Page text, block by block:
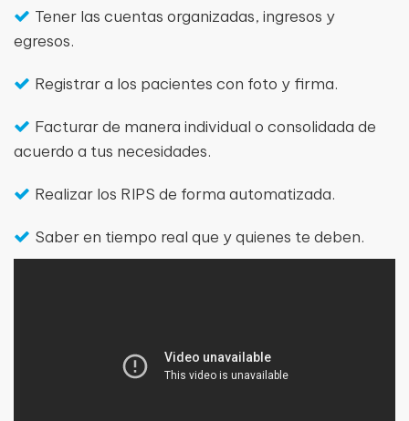
Tener las cuentas organizadas, ingresos y
egresos.
Registrar a los pacientes con foto y firma.
Facturar de manera individual o consolidada de
acuerdo a tus necesidades.
Realizar los RIPS de forma automatizada.
Saber en tiempo real que y quienes te deben.